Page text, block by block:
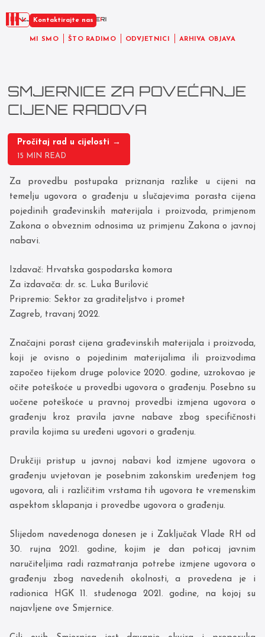
MI SMO ŠTO RADIMO ODVJETNICI ARHIVA OBJAVA
Kontaktirajte nas
SMJERNICE ZA POVEĆANJE
CIJENE RADOVA
Pročitaj rad u cijelosti →
15 MIN READ
Za provedbu postupaka priznanja razlike u cijeni na
temelju ugovora o građenju u slučajevima porasta cijena
pojedinih građevinskih materijala i proizvoda, primjenom
Zakona o obveznim odnosima uz primjenu Zakona o javnoj
nabavi.
Izdavač: Hrvatska gospodarska komora
Za izdavača: dr. sc. Luka Burilović
Pripremio: Sektor za graditeljstvo i promet
Zagreb, travanj 2022.
Značajni porast cijena građevinskih materijala i proizvoda,
koji je ovisno o pojedinim materijalima ili proizvodima
započeo tijekom druge polovice 2020. godine, uzrokovao je
očite poteškoće u provedbi ugovora o građenju. Posebno su
uočene poteškoće u pravnoj provedbi izmjena ugovora o
građenju kroz pravila javne nabave zbog specifičnosti
pravila kojima su uređeni ugovori o građenju.
Drukčiji pristup u javnoj nabavi kod izmjene ugovora o
građenju uvjetovan je posebnim zakonskim uređenjem tog
ugovora, ali i različitim vrstama tih ugovora te vremenskim
aspektom sklapanja i provedbe ugovora o građenju.
Slijedom navedenoga donesen je i Zaključak Vlade RH od
30. rujna 2021. godine, kojim je dan poticaj javnim
naručiteljima radi razmatranja potrebe izmjene ugovora o
građenju zbog navedenih okolnosti, a provedena je i
radionica HGK 11. studenoga 2021. godine, na kojoj su
najavljene ove Smjernice.